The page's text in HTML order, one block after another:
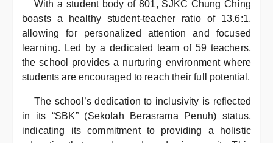
With a student body of 801, SJKC Chung Ching
boasts a healthy student-teacher ratio of 13.6:1,
allowing for personalized attention and focused
learning. Led by a dedicated team of 59 teachers,
the school provides a nurturing environment where
students are encouraged to reach their full potential.
The school’s dedication to inclusivity is reflected
in its “SBK” (Sekolah Berasrama Penuh) status,
indicating its commitment to providing a holistic